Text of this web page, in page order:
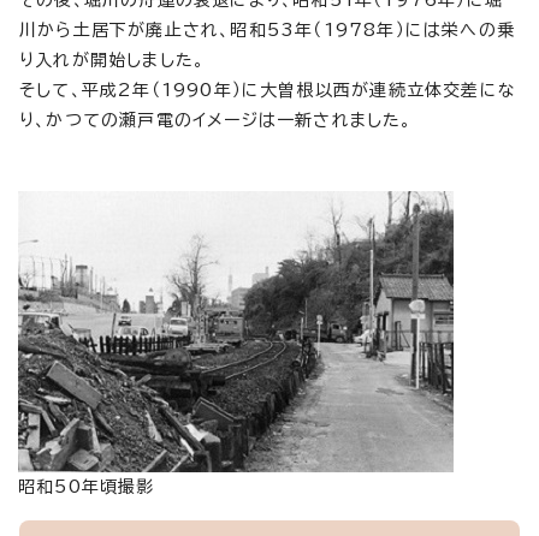
川から土居下が廃止され、昭和53年（1978年）には栄への乗
り入れが開始しました。
そして、平成2年（1990年）に大曽根以西が連続立体交差にな
り、かつての瀬戸電のイメージは一新されました。
昭和50年頃撮影